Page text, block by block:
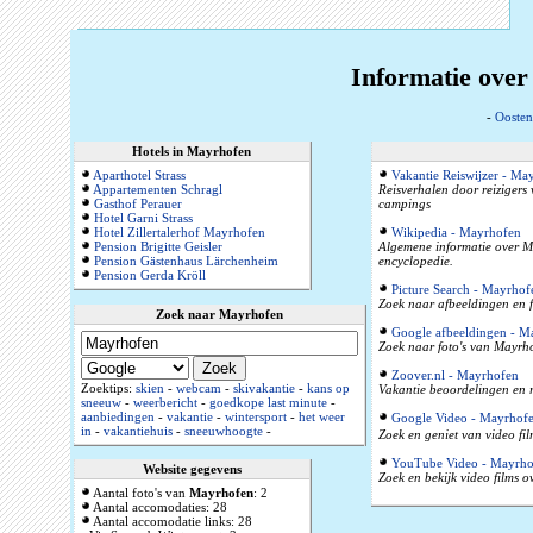
Informatie
-
Hotels in Mayrhofen
Aparthotel Strass
Appartementen Schragl
Gasthof Perauer
Hotel Garni Strass
Hotel Zillertalerhof Mayrhofen
Pension Brigitte Geisler
Pension Gästenhaus Lärchenheim
Pension Gerda Kröll
Zoek naar Mayrhofen
Zoektips: skien- webcam- skivakantie- kans op
sneeuw- weerbericht- goedkope last minute-
aanbiedingen- vakantie- wintersport- het weer
in- vakantiehuis- sneeuwhoogte-
Website gegevens
Aantal foto's van Mayrhofen: 2
Aantal accomodaties: 28
Aantal accomodatie links: 28
Vakantie Reiswijzer -
Reisverhalen door reizigers
campings
Wikipedia - Mayrhofen
Algemene informatie over
encyclopedie.
Picture Search -
Zoek naar afbeeldingen en
Google afbeeldingen -
Zoek naar foto's van
Zoover.nl - Mayrhofen
Vakantie beoordelingen en
Google Video -
Zoek en geniet van video
YouTube Video -
Zoek en bekijk video films